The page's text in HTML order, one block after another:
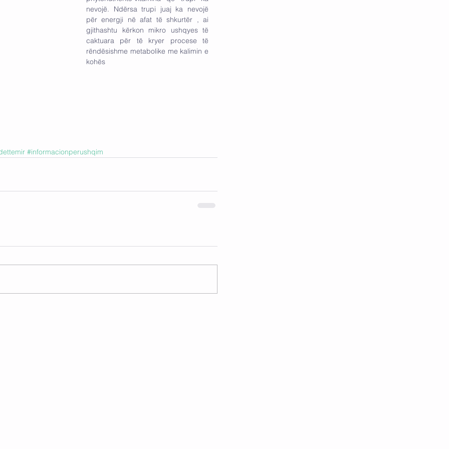
nevojë. Ndërsa trupi juaj ka nevojë
për energji në afat të shkurtër , ai
gjithashtu kërkon mikro ushqyes të
caktuara për të kryer procese të
rëndësishme metabolike me kalimin e
kohës
#informacionperushqim